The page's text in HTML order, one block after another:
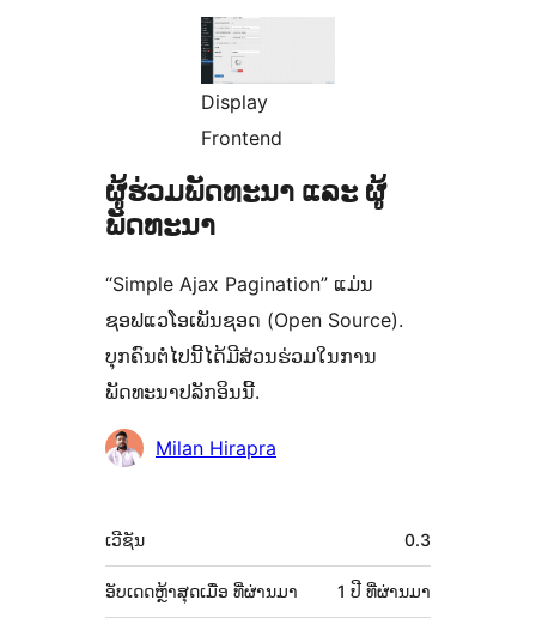
Display
Frontend
ຜູ້ຮ່ວມພັດທະນາ ແລະ ຜູ້
ພັດທະນາ
“Simple Ajax Pagination” ແມ່ນ
ຊອຟແວໂອເພັນຊອດ (Open Source).
ບຸກຄົນຕໍ່ໄປນີ້ໄດ້ມີສ່ວນຮ່ວມໃນການ
ພັດທະນາປລັກອິນນີ້.
ຜູ້
Milan Hirapra
ຂໍ້ມູນ
ກຳກັບ
(Meta)
ເວີຊັນ 0.3
ອັບເດດຫຼ້າສຸດເມື່ອ 1 ປີ ທີ່ຜ່ານມາ
ທີ່ຜ່ານມາ